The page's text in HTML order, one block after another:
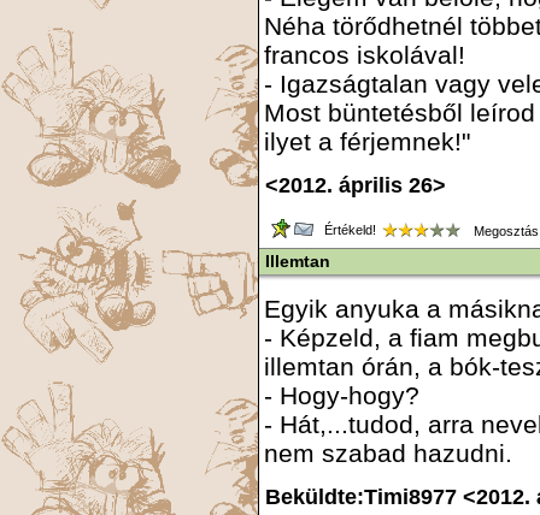
Néha törődhetnél
francos iskolával!
- Igazságtalan vagy
Most büntetésből
ilyet a férjemnek!"
<2012. április 26>
Értékeld!
Illemtan
Egyik anyuka a
- Képzeld, a fiam
illemtan órán, a bók-
- Hogy-hogy?
- Hát,...tudod, arra
nem szabad hazudni.
Beküldte:Timi8977 <2012.